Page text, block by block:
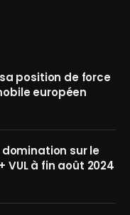
position de force
européen
sur le
VUL à fin août 2024